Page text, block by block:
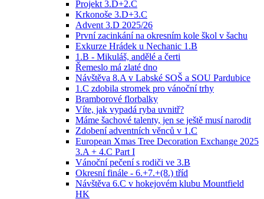
Projekt 3.D+2.C
Krkonoše 3.D+3.C
Advent 3.D 2025/26
První zacinkání na okresním kole škol v šachu
Exkurze Hrádek u Nechanic 1.B
1.B - Mikuláš, andělé a čerti
Řemeslo má zlaté dno
Návštěva 8.A v Labské SOŠ a SOU Pardubice
1.C zdobila stromek pro vánoční trhy
Bramborové florbalky
Víte, jak vypadá ryba uvnitř?
Máme šachové talenty, jen se ještě musí narodit
Zdobení adventních věnců v 1.C
European Xmas Tree Decoration Exchange 2025
3.A + 4.C Part I
Vánoční pečení s rodiči ve 3.B
Okresní finále - 6.+7.+(8.) tříd
Návštěva 6.C v hokejovém klubu Mountfield
HK